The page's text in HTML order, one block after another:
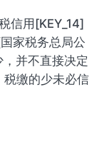
信用[KEY_14]
家税务总局公
并不直接决定
税缴的少未必信